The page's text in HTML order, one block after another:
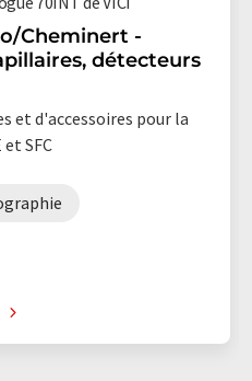
Cheminert -
détecteurs
et d'accessoires pour la
SFC